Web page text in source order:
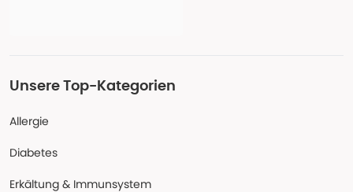
Unsere Top-Kategorien
Allergie
Diabetes
Erkältung & Immunsystem